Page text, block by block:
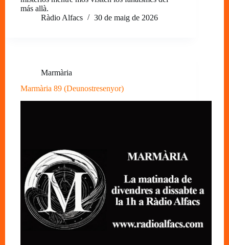
más allà.
Ràdio Alfacs
30 de maig de 2026
Marmària
Marmària 89 (Deunostresenyor)